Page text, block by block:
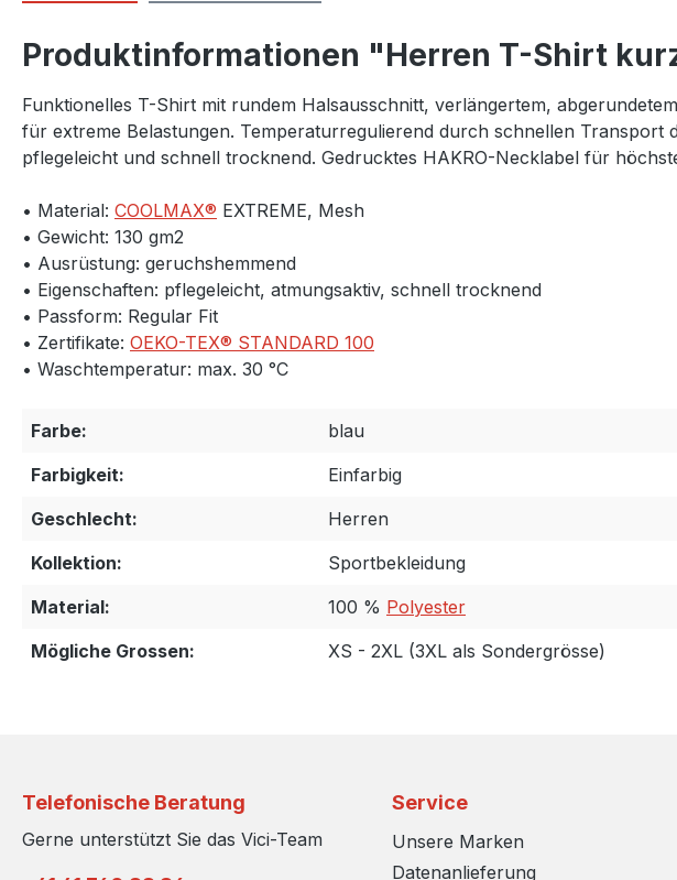
Produktinformationen "Herren T-Shirt
Funktionelles T-Shirt mit rundem Halsausschnitt, verlängertem,
für extreme Belastungen. Temperaturregulierend durch schnellen Transport
pflegeleicht und schnell trocknend. Gedrucktes HAKRO-Necklabel für
• Material: COOLMAX® EXTREME, Mesh
• Gewicht: 130 gm2
• Ausrüstung: geruchshemmend
• Eigenschaften: pflegeleicht, atmungsaktiv, schnell trocknend
• Passform: Regular Fit
• Zertifikate: OEKO-TEX® STANDARD 100
• Waschtemperatur: max. 30 °C
Farbe:
blau
Farbigkeit:
Einfarbig
Geschlecht:
Herren
Kollektion:
Sportbekleidung
Material:
100 % Polyester
Mögliche Grossen:
XS - 2XL (3XL als Sondergrösse)
Telefonische Beratung
Gerne unterstützt Sie das Vici-Team
Service
Unsere Marken
Datenanlieferung